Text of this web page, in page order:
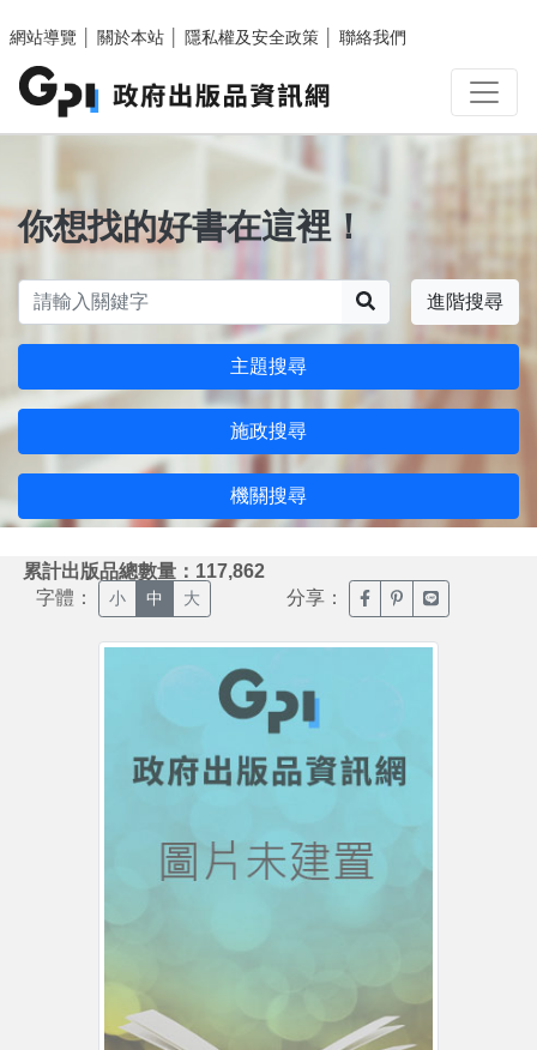
網站導覽
關於本站 隱私權及安全政策 聯絡我們
你想找的好書在這裡！
進階搜尋
主題搜尋
施政搜尋
機關搜尋
累計出版品總數量：117,862
字體： 小 中 大 分享： 臉書分享(另開新視窗)
噗浪分享(另開新
Line分享(另